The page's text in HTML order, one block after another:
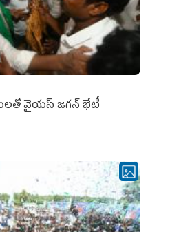
వైయస్ జగన్ భేటీ